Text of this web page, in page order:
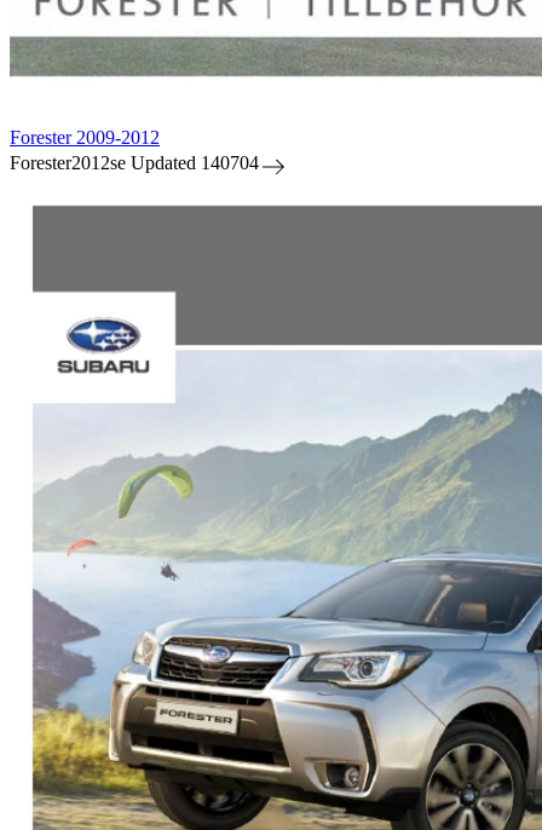
Forester 2009-2012
Forester2012se Updated 140704